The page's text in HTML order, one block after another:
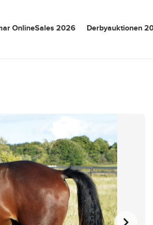
OnlineSales 2026 Derbyauktionen